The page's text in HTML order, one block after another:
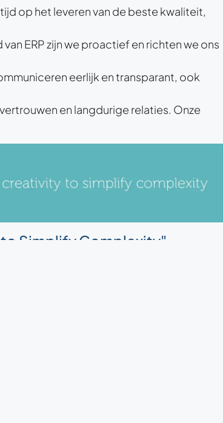
op het leveren van de beste kwaliteit,
van ERP zijn we proactief en richten we ons
eerlijk en transparant, ook
en langdurige relaties. Onze
Simplify Complexity"